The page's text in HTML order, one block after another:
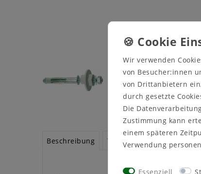
Beschreibung Technische Daten
Wir verwenden
von Besucher:innen
von Drittanbietern
durch gesetzte
Die
Zustimmung kann
einem späteren
Verwendung
Essenziell